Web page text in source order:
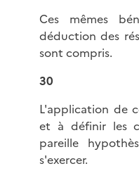
Ces mêmes
déduction des
sont compris.
30
L'application de
et à définir les
pareille
s'exercer.